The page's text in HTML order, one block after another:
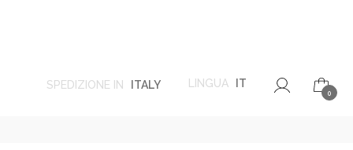
SPEDIZIONE IN ITALY LINGUA IT
0